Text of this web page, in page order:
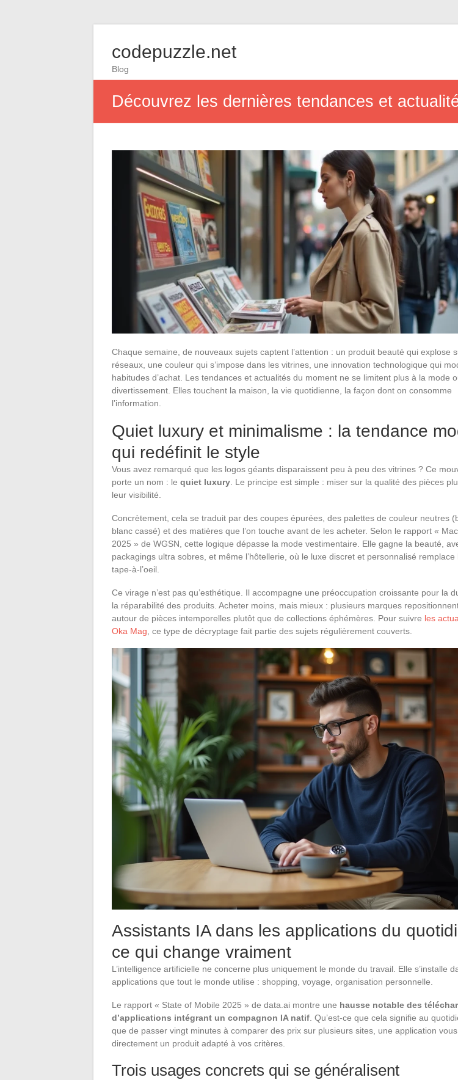
codepuzzle.net
Blog
Découvrez les dernières tendances et
Chaque semaine, de nouveaux sujets captent l’attention : un produit beauté qui explose
réseaux, une couleur qui s’impose dans les vitrines, une innovation technologique qui
habitudes d’achat. Les tendances et actualités du moment ne se limitent plus à la mode
divertissement. Elles touchent la maison, la vie quotidienne, la façon dont on consomme
l’information.
Quiet luxury et minimalisme : la tendance
qui redéfinit le style
Vous avez remarqué que les logos géants disparaissent peu à peu des vitrines ? Ce
porte un nom : le quiet luxury . Le principe est simple : miser sur la qualité des pièces
leur visibilité.
Concrètement, cela se traduit par des coupes épurées, des palettes de couleur neutres
blanc cassé) et des matières que l’on touche avant de les acheter. Selon le rapport «
2025 » de WGSN, cette logique dépasse la mode vestimentaire. Elle gagne la beauté,
packagings ultra sobres, et même l’hôtellerie, où le luxe discret et personnalisé remplace
tape-à-l’oeil.
Ce virage n’est pas qu’esthétique. Il accompagne une préoccupation croissante pour la
la réparabilité des produits. Acheter moins, mais mieux : plusieurs marques
autour de pièces intemporelles plutôt que de collections éphémères. Pour suivre les
Oka Mag , ce type de décryptage fait partie des sujets régulièrement couverts.
Assistants IA dans les applications du
ce qui change vraiment
L’intelligence artificielle ne concerne plus uniquement le monde du travail. Elle s’installe
applications que tout le monde utilise : shopping, voyage, organisation personnelle.
Le rapport « State of Mobile 2025 » de data.ai montre une hausse notable des
d’applications intégrant un compagnon IA natif . Qu’est-ce que cela signifie au
que de passer vingt minutes à comparer des prix sur plusieurs sites, une application
directement un produit adapté à vos critères.
Trois usages concrets qui se généralisent